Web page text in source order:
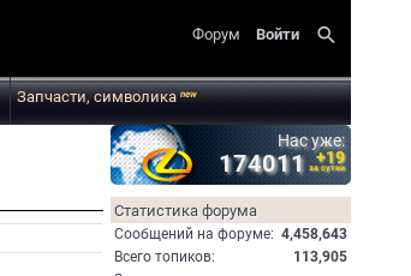
Форум Войти search
Запчасти, символикаnew
Нас уже:
174011 +19
за сутки
Статистика форума
Cообщений на форуме: 4,458,643
Всего топиков:
113,905